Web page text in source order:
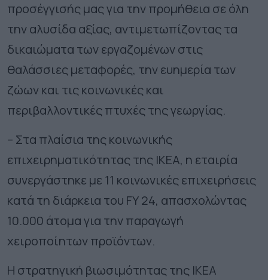
προσέγγισής μας για την προμήθεια σε όλη
την αλυσίδα αξίας, αντιμετωπίζοντας τα
δικαιώματα των εργαζομένων στις
θαλάσσιες μεταφορές, την ευημερία των
ζώων και τις κοινωνικές και
περιβαλλοντικές πτυχές της γεωργίας.
– Στα πλαίσια της κοινωνικής
επιχειρηματικότητας της ΙΚΕΑ, η εταιρία
συνεργάστηκε με 11 κοινωνικές επιχειρήσεις
κατά τη διάρκεια του FY24, απασχολώντας
10.000 άτομα για την παραγωγή
χειροποίητων προϊόντων.
Η στρατηγική βιωσιμότητας της ΙΚΕΑ